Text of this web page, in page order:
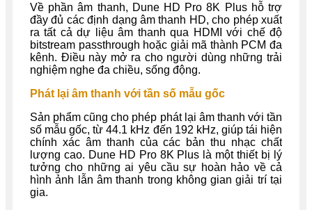
Về phần âm thanh, Dune HD Pro 8K Plus hỗ trợ
đầy đủ các định dạng âm thanh HD, cho phép xuất
ra tất cả dự liệu âm thanh qua HDMI với chế độ
bitstream passthrough hoặc giải mã thành PCM đa
kênh. Điều này mở ra cho người dùng những trải
nghiệm nghe đa chiều, sống động.
Phát lại âm thanh với tần số mẫu gốc
Sản phẩm cũng cho phép phát lại âm thanh với tần
số mẫu gốc, từ 44.1 kHz đến 192 kHz, giúp tái hiện
chính xác âm thanh của các bản thu nhạc chất
lượng cao. Dune HD Pro 8K Plus là một thiết bị lý
tưởng cho những ai yêu cầu sự hoàn hảo về cả
hình ảnh lẫn âm thanh trong không gian giải trí tại
gia.